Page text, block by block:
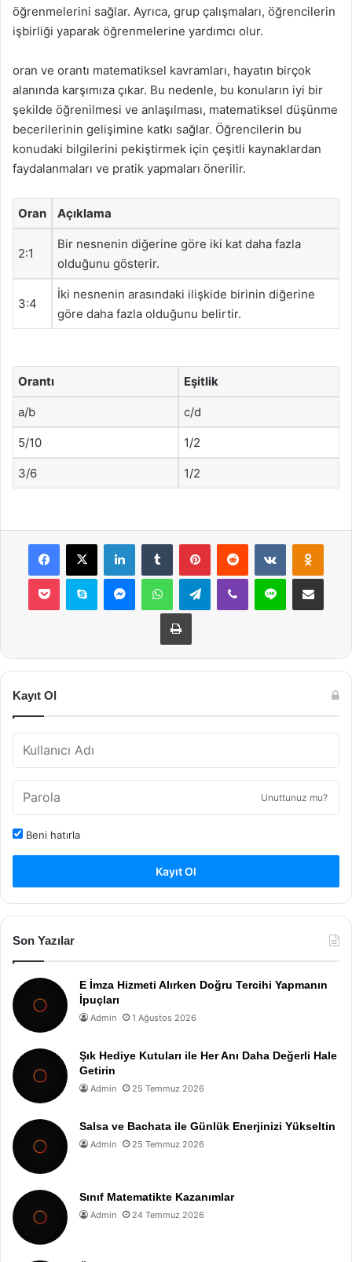
öğrenmelerini sağlar. Ayrıca, grup çalışmaları, öğrencilerin
işbirliği yaparak öğrenmelerine yardımcı olur.
oran ve orantı matematiksel kavramları, hayatın birçok
alanında karşımıza çıkar. Bu nedenle, bu konuların iyi bir
şekilde öğrenilmesi ve anlaşılması, matematiksel düşünme
becerilerinin gelişimine katkı sağlar. Öğrencilerin bu
konudaki bilgilerini pekiştirmek için çeşitli kaynaklardan
faydalanmaları ve pratik yapmaları önerilir.
Oran Açıklama
2:1
Bir nesnenin diğerine göre iki kat daha fazla
olduğunu gösterir.
3:4
İki nesnenin arasındaki ilişkide birinin diğerine
göre daha fazla olduğunu belirtir.
Orantı Eşitlik
a/b c/d
5/10 1/2
3/6 1/2
Facebook
X LinkedInTumblr PinterestReddit VKontakte
Pocket Skype MessengerWhatsAppTelegramViber Line E-Posta ile
Yazdır
Kayıt Ol
Unuttunuz mu?
Beni hatırla
Kayıt Ol
Son Yazılar
E İmza Hizmeti Alırken Doğru Tercihi Yapmanın
İpuçları
Admin 1 Ağustos 2026
Şık Hediye Kutuları ile Her Anı Daha Değerli Hale
Getirin
Admin 25 Temmuz 2026
Salsa ve Bachata ile Günlük Enerjinizi Yükseltin
Admin 25 Temmuz 2026
Sınıf Matematikte Kazanımlar
Admin 24 Temmuz 2026